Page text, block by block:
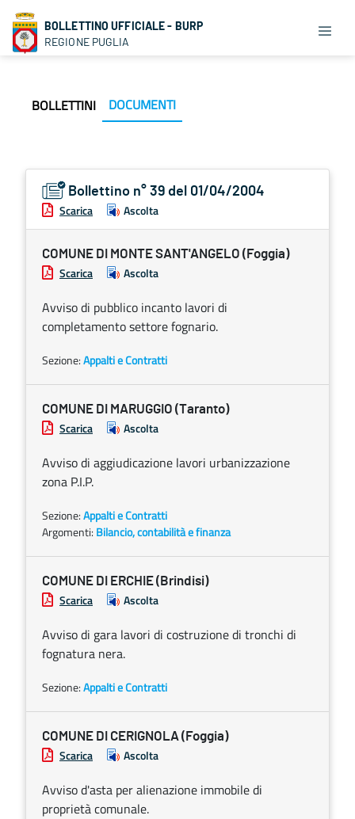
BOLLETTINO UFFICIALE - BURP
REGIONE PUGLIA
BOLLETTINI DOCUMENTI
Bollettino n° 39 del 01/04/2004
Scarica Ascolta
COMUNE DI MONTE SANT'ANGELO (Foggia)
Scarica Ascolta
Avviso di pubblico incanto lavori di
completamento settore fognario.
Sezione:Appalti e Contratti
COMUNE DI MARUGGIO (Taranto)
Scarica Ascolta
Avviso di aggiudicazione lavori urbanizzazione
zona P.I.P.
Sezione:Appalti e Contratti
Argomenti: Bilancio, contabilità e finanza
COMUNE DI ERCHIE (Brindisi)
Scarica Ascolta
Avviso di gara lavori di costruzione di tronchi di
fognatura nera.
Sezione:Appalti e Contratti
COMUNE DI CERIGNOLA (Foggia)
Scarica Ascolta
Avviso d'asta per alienazione immobile di
proprietà comunale.